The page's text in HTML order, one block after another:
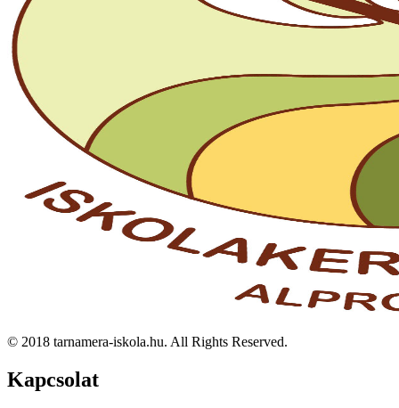
© 2018 tarnamera-iskola.hu. All Rights Reserved.
Kapcsolat